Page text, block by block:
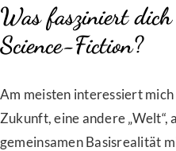
Was fasziniert dich
Science-Fiction?
Am meisten interessiert
Zukunft, eine andere „Welt“,
gemeinsamen Basisrealität